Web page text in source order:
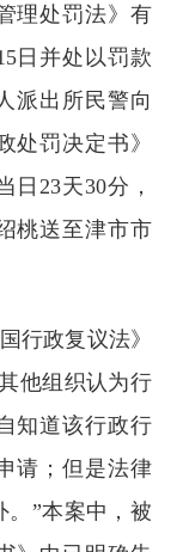
理处罚法》有
日并处以罚款
派出所民警向
处罚决定书》
23天30分，
桃送至津市市
行政复议法》
他组织认为行
知道该行政行
请；但是法律
”本案中，被